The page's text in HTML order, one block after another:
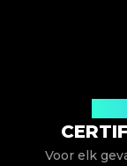
Voor elk